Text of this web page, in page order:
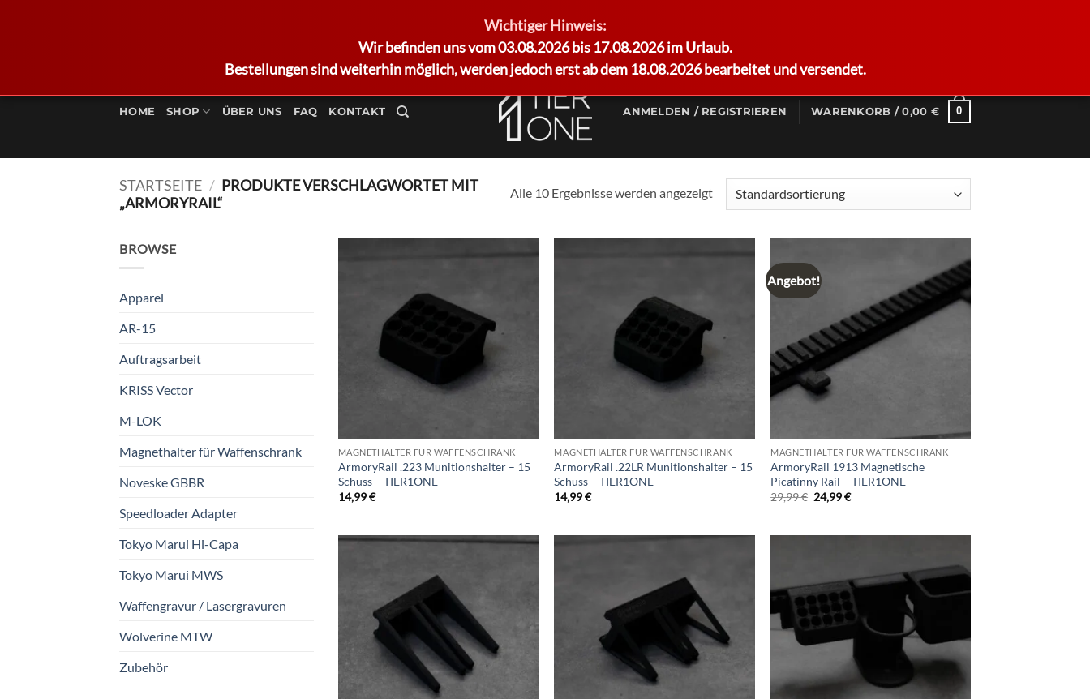
Wichtiger Hinweis:
Wir befinden uns vom 03.08.2026 bis 17.08.2026 im Urlaub.
Bestellungen sind weiterhin möglich, werden jedoch erst ab dem 18.08.2026 bearbeitet und versendet.
Inhalt
HOME SHOP ÜBER UNS FAQ KONTAKT ANMELDEN / REGISTRIEREN WARENKORB /0,00 € 0
STARTSEITE / PRODUKTE VERSCHLAGWORTET MIT
„ARMORYRAIL“
Alle 10 Ergebnisse werden angezeigt
BROWSE
Apparel
AR-15
Auftragsarbeit
KRISS Vector
M-LOK
Magnethalter für Waffenschrank
Noveske GBBR
Speedloader Adapter
Tokyo Marui Hi-Capa
Tokyo Marui MWS
Waffengravur / Lasergravuren
Wolverine MTW
Zubehör
MAGNETHALTER FÜR WAFFENSCHRANK
ArmoryRail .223 Munitionshalter – 15
Schuss – TIER1ONE
14,99€
MAGNETHALTER FÜR WAFFENSCHRANK
ArmoryRail .22LR Munitionshalter – 15
Schuss – TIER1ONE
14,99€
Angebot!
Add to
wishlist
MAGNETHALTER FÜR WAFFENSCHRANK
ArmoryRail 1913 Magnetische
Picatinny Rail – TIER1ONE
29,99€ Ursprünglicher
Preis
24,99€Aktueller
Add to
wishlist